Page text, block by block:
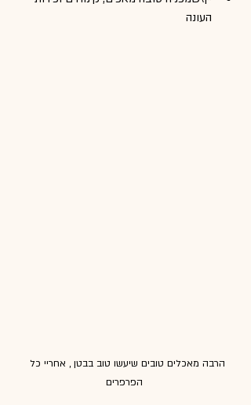
העונה
הרבה מאכלים טובים שיעשו טוב בבטן , אחריי כל